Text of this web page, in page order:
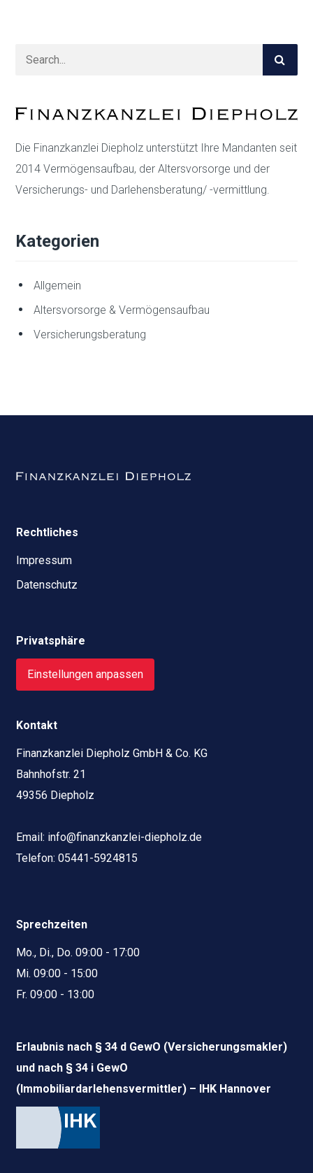
Die Finanzkanzlei Diepholz unterstützt Ihre Mandanten seit
2014 Vermögensaufbau, der Altersvorsorge und der
Versicherungs- und Darlehensberatung/ -vermittlung.
Kategorien
Allgemein
Altersvorsorge & Vermögensaufbau
Versicherungsberatung
Rechtliches
Impressum
Datenschutz
Privatsphäre
Einstellungen anpassen
Kontakt
Finanzkanzlei Diepholz GmbH & Co. KG
Bahnhofstr. 21
49356 Diepholz
Email: info@finanzkanzlei-diepholz.de
Telefon: 05441-5924815
Sprechzeiten
Mo., Di., Do. 09:00 - 17:00
Mi. 09:00 - 15:00
Fr. 09:00 - 13:00
Erlaubnis nach § 34 d GewO (Versicherungsmakler)
und nach § 34 i GewO
(Immobiliardarlehensvermittler) – IHK Hannover